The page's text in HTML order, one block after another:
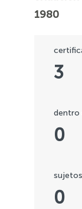
1980
3
0
dentro
0